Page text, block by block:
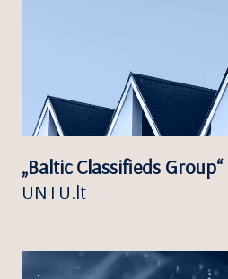
„Baltic Classifieds Group“
UNTU.lt